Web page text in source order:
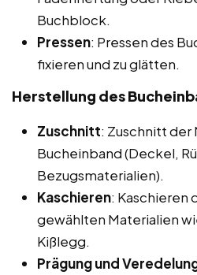
Buchblock.
Pressen: Pressen des
fixieren und zu glätten.
Herstellung des
Zuschnitt: Zuschnitt der
Bucheinband (Deckel,
Bezugsmaterialien).
Kaschieren: Kaschieren
gewählten Materialien
Kißlegg.
Prägung und